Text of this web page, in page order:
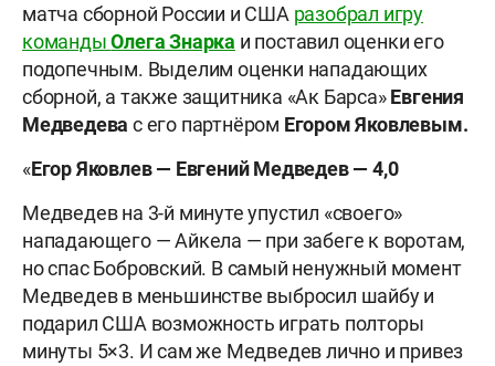
матча сборной России и США разобрал игру
командыОлега Знарка и поставил оценки его
подопечным. Выделим оценки нападающих
сборной, а также защитника «Ак Барса»Евгения
Медведевас его партнёром Егором Яковлевым.
«Егор Яковлев — Евгений Медведев — 4,0
Медведев на 3-й минуте упустил «своего»
нападающего — Айкела — при забеге к воротам,
но спас Бобровский. В самый ненужный момент
Медведев в меньшинстве выбросил шайбу и
подарил США возможность играть полторы
минуты 5×3. И сам же Медведев лично и привез